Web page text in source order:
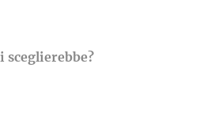
sceglierebbe?